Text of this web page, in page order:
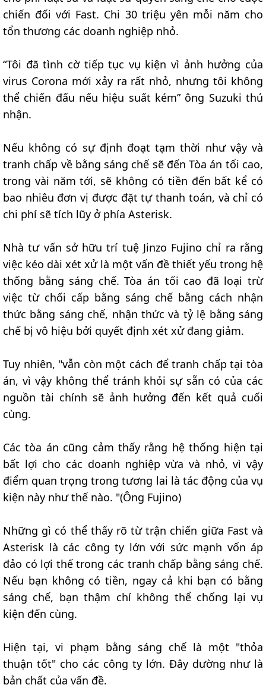
chiến đối với Fast. Chi 30 triệu yên mỗi năm cho
tổn thương các doanh nghiệp nhỏ.
“Tôi đã tình cờ tiếp tục vụ kiện vì ảnh hưởng của
virus Corona mới xảy ra rất nhỏ, nhưng tôi không
thể chiến đấu nếu hiệu suất kém” ông Suzuki thú
nhận.
Nếu không có sự định đoạt tạm thời như vậy và
tranh chấp về bằng sáng chế sẽ đến Tòa án tối cao,
trong vài năm tới, sẽ không có tiền đến bất kể có
bao nhiêu đơn vị được đặt tự thanh toán, và chỉ có
chi phí sẽ tích lũy ở phía Asterisk.
Nhà tư vấn sở hữu trí tuệ Jinzo Fujino chỉ ra rằng
việc kéo dài xét xử là một vấn đề thiết yếu trong hệ
thống bằng sáng chế. Tòa án tối cao đã loại trừ
việc từ chối cấp bằng sáng chế bằng cách nhận
thức bằng sáng chế, nhận thức và tỷ lệ bằng sáng
chế bị vô hiệu bởi quyết định xét xử đang giảm.
Tuy nhiên, "vẫn còn một cách để tranh chấp tại tòa
án, vì vậy không thể tránh khỏi sự sẵn có của các
nguồn tài chính sẽ ảnh hưởng đến kết quả cuối
cùng.
Các tòa án cũng cảm thấy rằng hệ thống hiện tại
bất lợi cho các doanh nghiệp vừa và nhỏ, vì vậy
điểm quan trọng trong tương lai là tác động của vụ
kiện này như thế nào. "(Ông Fujino)
Những gì có thể thấy rõ từ trận chiến giữa Fast và
Asterisk là các công ty lớn với sức mạnh vốn áp
đảo có lợi thế trong các tranh chấp bằng sáng chế.
Nếu bạn không có tiền, ngay cả khi bạn có bằng
sáng chế, bạn thậm chí không thể chống lại vụ
kiện đến cùng.
Hiện tại, vi phạm bằng sáng chế là một "thỏa
thuận tốt" cho các công ty lớn. Đây dường như là
bản chất của vấn đề.